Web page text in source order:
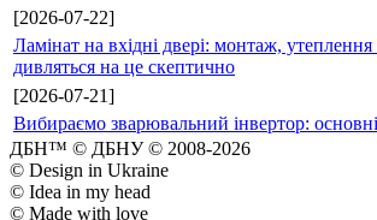
[2026-07-22]
Ламінат на вхідні двері: монтаж,
дивляться на це скептично
[2026-07-21]
Вибираємо зварювальний інвертор:
ДБН™ © ДБНУ © 2008-2026
© Design in Ukraine
© Idea in my head
© Made with love